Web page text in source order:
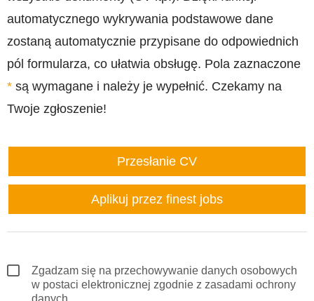
automatycznego wykrywania podstawowe dane
zostaną automatycznie przypisane do odpowiednich
pól formularza, co ułatwia obsługę. Pola zaznaczone
* są wymagane i należy je wypełnić. Czekamy na
Twoje zgłoszenie!
Przesłanie CV
Aplikuj przez finest jobs
Zgadzam się na przechowywanie danych osobowych
w postaci elektronicznej zgodnie z zasadami ochrony